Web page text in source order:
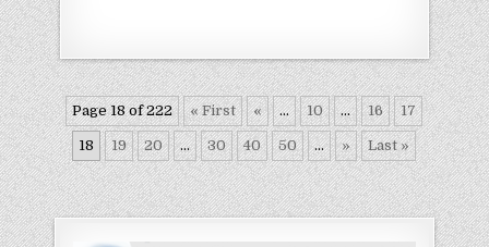
Page 18 of 222 « First « ... 10 ... 16 17
18 19 20 ... 30 40 50 ... » Last »